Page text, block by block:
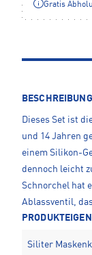
Gratis
BESCHREIBUNG
Dieses Set ist
und 14 Jahren
einem Silikon-
dennoch leicht
Schnorchel hat
Ablassventil,
Siliter